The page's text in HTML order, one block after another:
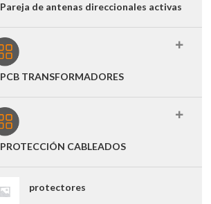
Pareja de antenas direccionales activas
PCB TRANSFORMADORES
PROTECCIÓN CABLEADOS
protectores